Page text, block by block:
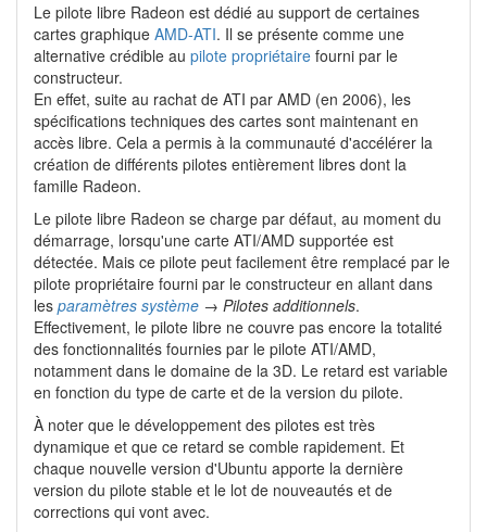
Le pilote libre Radeon est dédié au support de certaines
cartes graphique AMD-ATI. Il se présente comme une
alternative crédible au pilote propriétaire fourni par le
constructeur.
En effet, suite au rachat de ATI par AMD (en 2006), les
spécifications techniques des cartes sont maintenant en
accès libre. Cela a permis à la communauté d'accélérer la
création de différents pilotes entièrement libres dont la
famille Radeon.
Le pilote libre Radeon se charge par défaut, au moment du
démarrage, lorsqu'une carte ATI/AMD supportée est
détectée. Mais ce pilote peut facilement être remplacé par le
pilote propriétaire fourni par le constructeur en allant dans
les paramètres système → Pilotes additionnels.
Effectivement, le pilote libre ne couvre pas encore la totalité
des fonctionnalités fournies par le pilote ATI/AMD,
notamment dans le domaine de la 3D. Le retard est variable
en fonction du type de carte et de la version du pilote.
À noter que le développement des pilotes est très
dynamique et que ce retard se comble rapidement. Et
chaque nouvelle version d'Ubuntu apporte la dernière
version du pilote stable et le lot de nouveautés et de
corrections qui vont avec.